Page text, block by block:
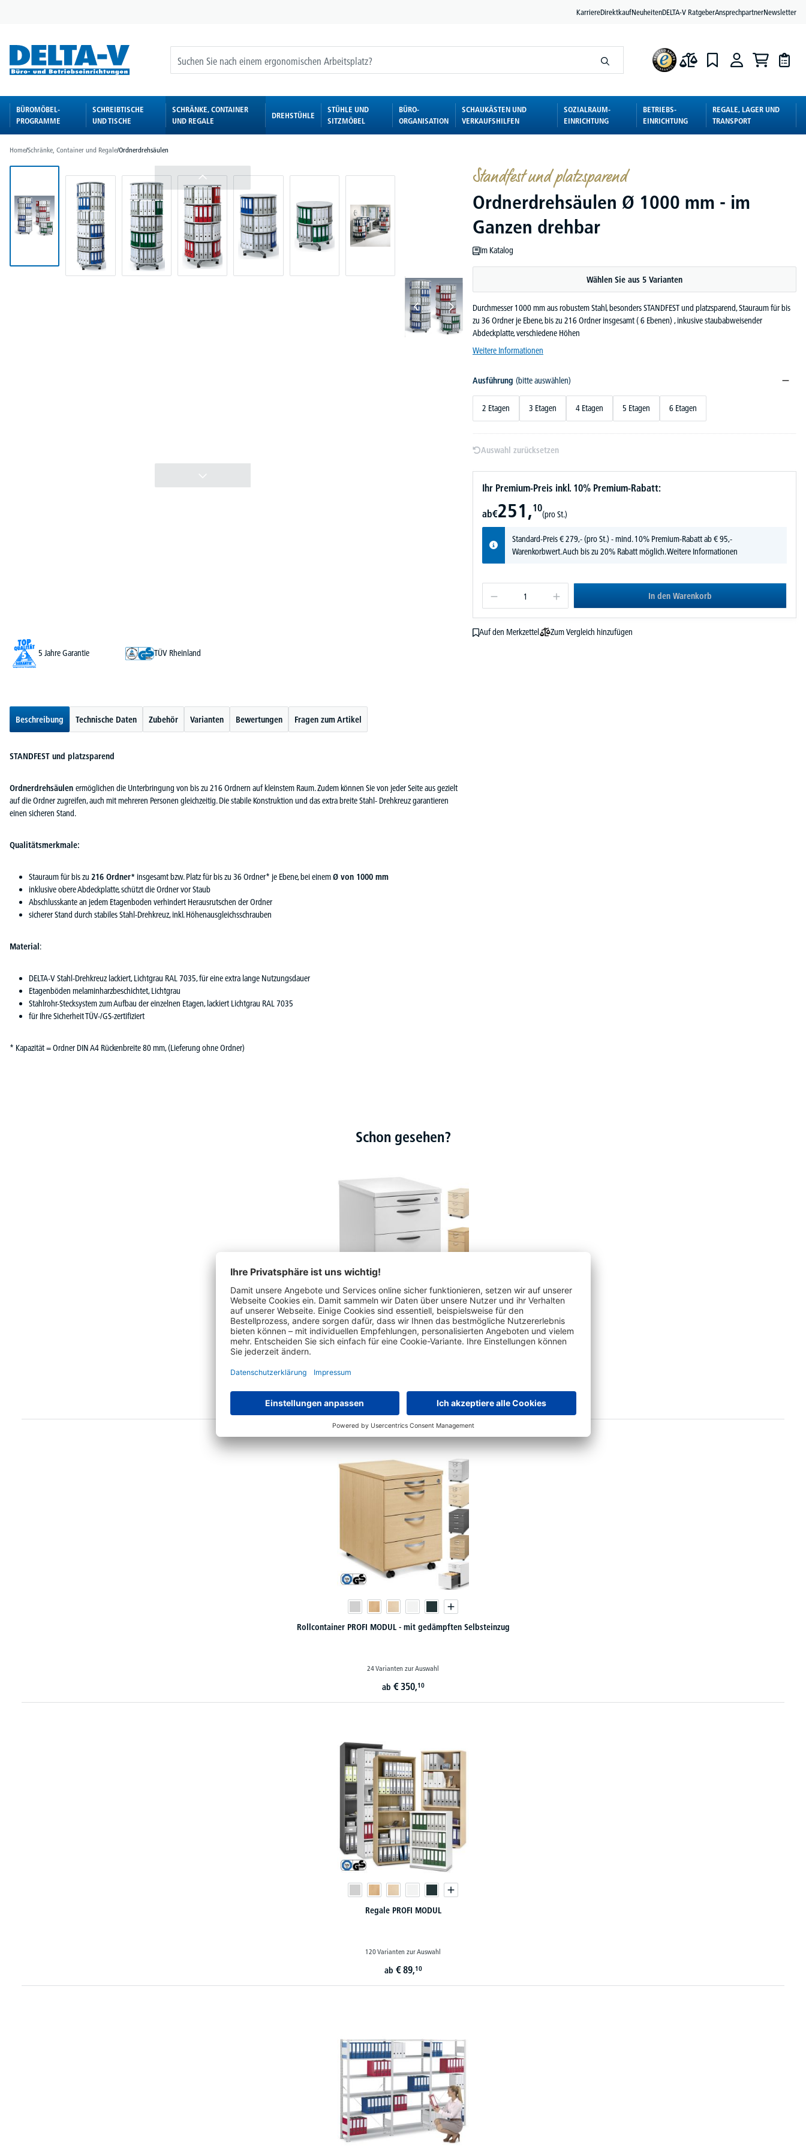
KarriereDirektkaufNeuheitenDELTA-V RatgeberAnsprechpartnerNewsletter
BÜROMÖBEL-
PROGRAMME
SCHREIBTISCHE
UND TISCHE
SCHRÄNKE, CONTAINER
UND REGALE
DREHSTÜHLE
STÜHLE UND
SITZMÖBEL
BÜRO-
ORGANISATION
SCHAUKÄSTEN UND
VERKAUFSHILFEN
SOZIALRAUM-
EINRICHTUNG
BETRIEBS-
EINRICHTUNG
REGALE, LAGER UND
TRANSPORT
Home/Schränke, Container und Regale/Ordnerdrehsäulen
Standfest und platzsparend
Ordnerdrehsäulen Ø 1000 mm - im
Ganzen drehbar
Im Katalog
Wählen Sie aus 5 Varianten
Durchmesser 1000 mm aus robustem Stahl, besonders STANDFEST und platzsparend, Stauraum für bis
zu 36 Ordner je Ebene, bis zu 216 Ordner insgesamt ( 6 Ebenen) , inkusive staubabweisender
Abdeckplatte, verschiedene Höhen
Weitere Informationen
Ausführung (bitte auswählen)
2 Etagen 3 Etagen 4 Etagen 5 Etagen 6 Etagen
Auswahl zurücksetzen
Ihr Premium-Preis inkl. 10% Premium-Rabatt:
ab€251,10
(pro St.)
Standard-Preis€279,-(pro St.) - mind. 10% Premium-Rabatt ab € 95,-
Warenkorbwert. Auch bis zu 20% Rabatt möglich.Weitere Informationen
In den Warenkorb
Auf den Merkzettel
Zum Vergleich hinzufügen
5 Jahre Garantie
TÜV Rheinland
Beschreibung Technische Daten Zubehör Varianten Bewertungen Fragen zum Artikel
STANDFEST und platzsparend
Ordnerdrehsäulen ermöglichen die Unterbringung von bis zu 216 Ordnern auf kleinstem Raum. Zudem können Sie von jeder Seite aus gezielt
auf die Ordner zugreifen, auch mit mehreren Personen gleichzeitig. Die stabile Konstruktion und das extra breite Stahl- Drehkreuz garantieren
einen sicheren Stand.
Qualitätsmerkmale:
Stauraum für bis zu 216 Ordner* insgesamt bzw. Platz für bis zu 36 Ordner* je Ebene, bei einemØ von 1000 mm
inklusive obere Abdeckplatte, schützt die Ordner vor Staub
Abschlusskante an jedem Etagenboden verhindert Herausrutschen der Ordner
sicherer Stand durch stabiles Stahl-Drehkreuz, inkl. Höhenausgleichsschrauben
Material:
DELTA-V Stahl-Drehkreuz lackiert, Lichtgrau RAL 7035, für eine extra lange Nutzungsdauer
Etagenböden melaminharzbeschichtet, Lichtgrau
Stahlrohr-Stecksystem zum Aufbau der einzelnen Etagen, lackiert Lichtgrau RAL 7035
für Ihre Sicherheit TÜV-/GS-zertifiziert
* Kapazität = Ordner DIN A4 Rückenbreite 80 mm, (Lieferung ohne Ordner)
Schon gesehen?
Rollcontainer MULTI MODUL - mit Softclose
Rollcontainer PROFI MODUL - mit gedämpften Selbsteinzug
24 Varianten zur Auswahl
ab € 350,10
Regale PROFI MODUL
120 Varianten zur Auswahl
ab € 89,10